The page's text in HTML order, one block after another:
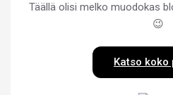
Täällä olisi melko muodokas
😉
Katso koko